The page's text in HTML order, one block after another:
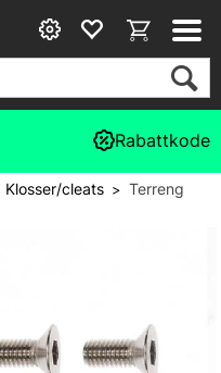
Rabattkode
Klosser/cleats>Terreng